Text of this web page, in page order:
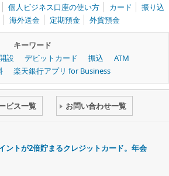
個人ビジネス口座の使い方 カード
振り込
海外送金 定期預金 外貨預金
キーワード
設
デビットカード 振込
ATM
楽天銀行アプリ for Business
ビス一覧 お問い合わせ一覧
ントが2倍貯まるクレジットカード。年会